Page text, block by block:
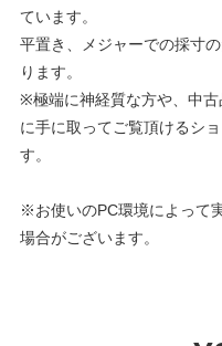
ています。
平置き、メジャーでの採寸
ります。
※極端に神経質な方や、中
に手に取ってご覧頂けるシ
す。
※お使いのPC環境によって
場合がございます。